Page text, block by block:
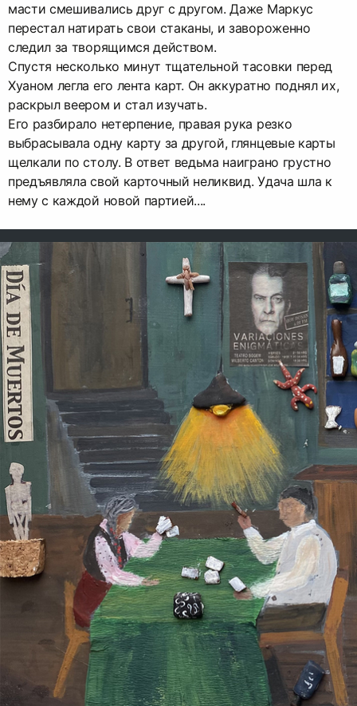
масти смешивались друг с другом. Даже Маркус
перестал натирать свои стаканы, и завороженно
следил за творящимся действом.
Спустя несколько минут тщательной тасовки перед
Хуаном легла его лента карт. Он аккуратно поднял их,
раскрыл веером и стал изучать.
Его разбирало нетерпение, правая рука резко
выбрасывала одну карту за другой, глянцевые карты
щелкали по столу. В ответ ведьма наиграно грустно
предъявляла свой карточный неликвид. Удача шла к
нему с каждой новой партией....